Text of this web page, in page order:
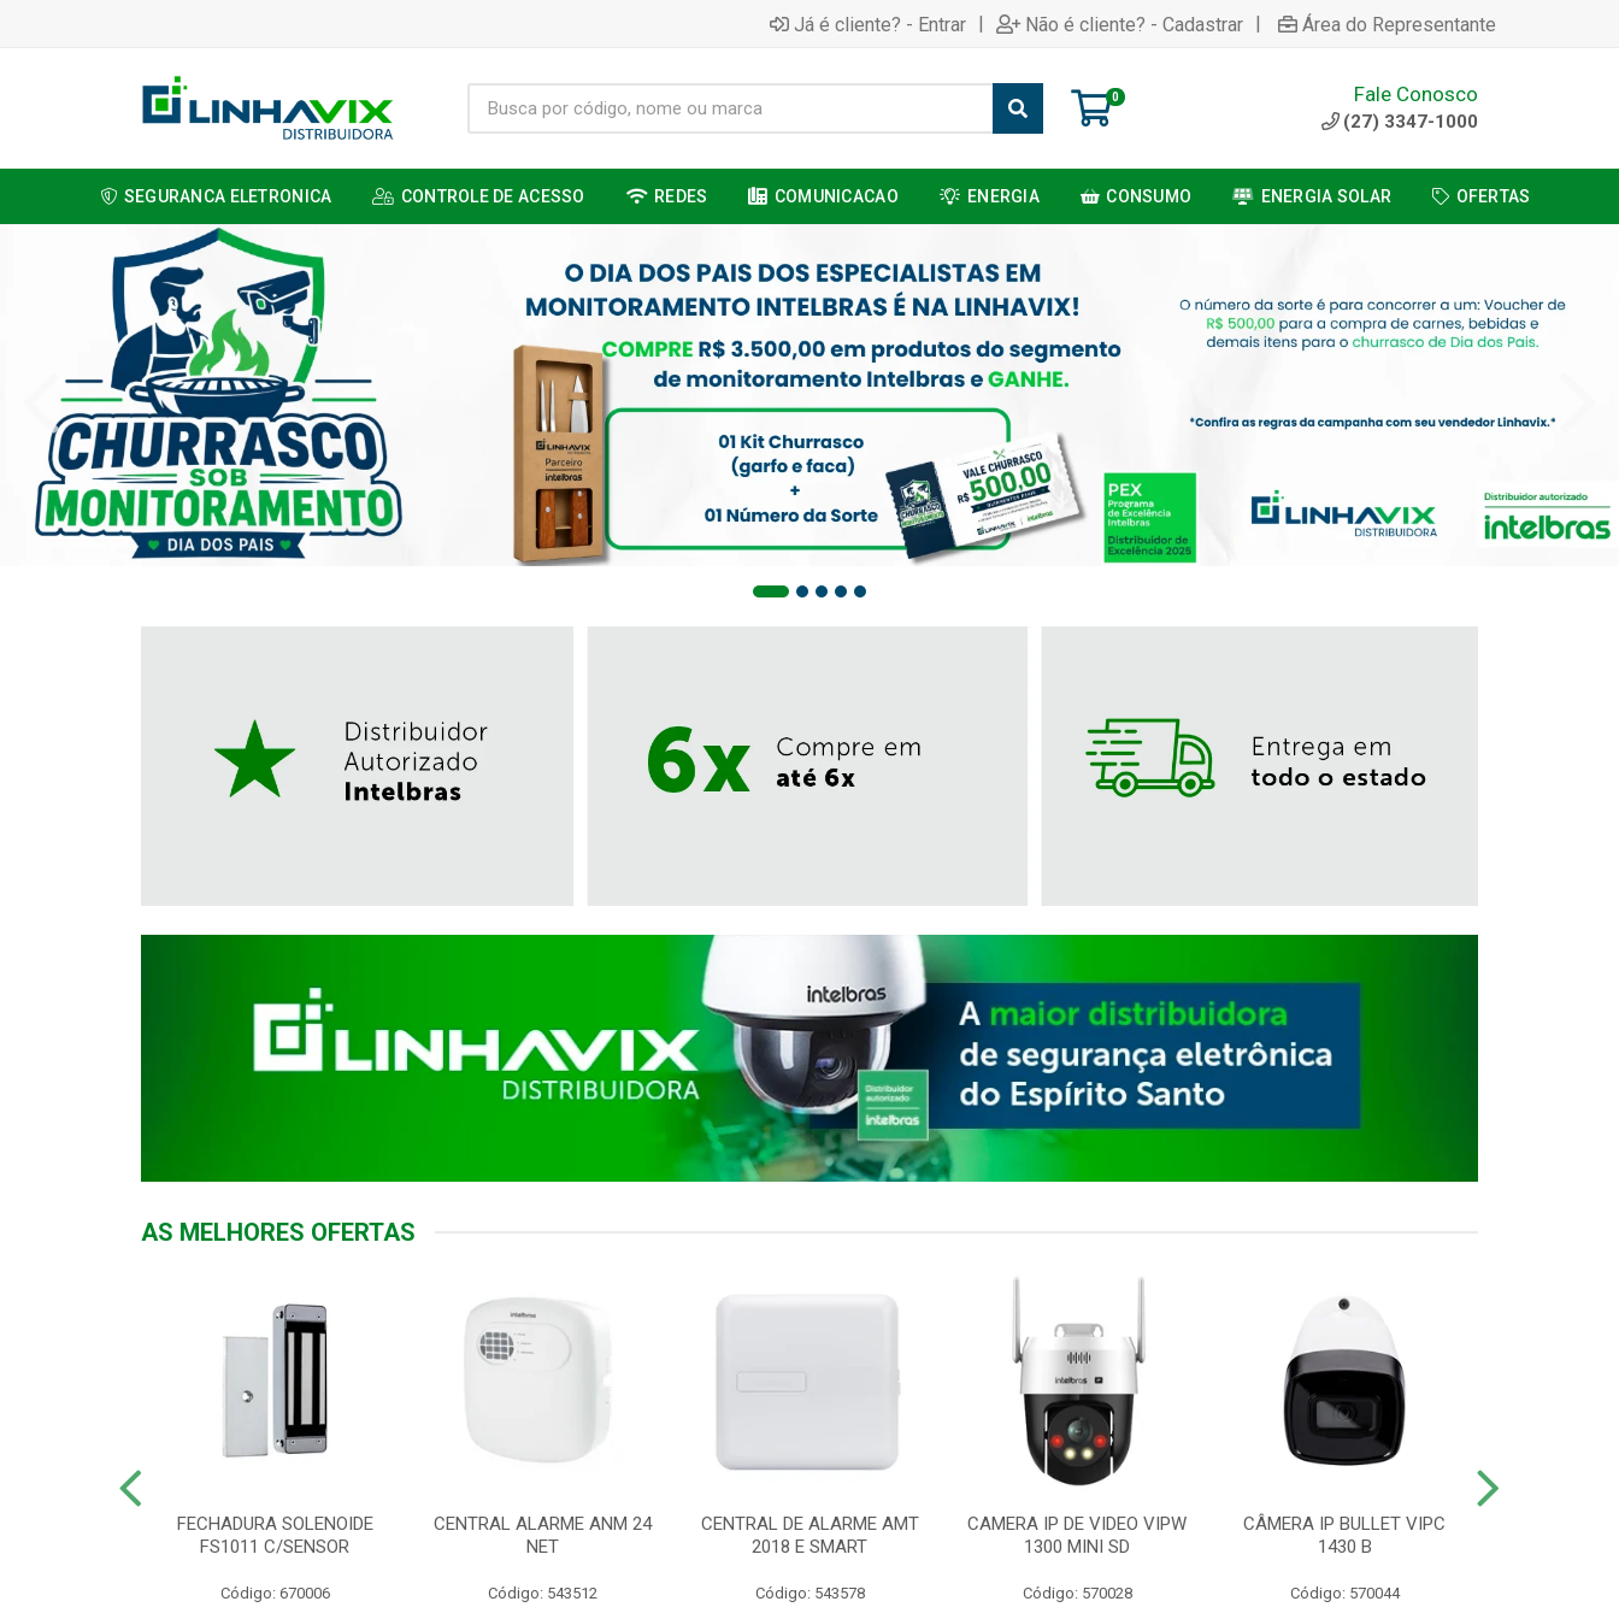
Já é cliente? - Entrar | Não é cliente? - Cadastrar | Área do Representante
0 Fale Conosco
(27) 3347-1000
SEGURANCA ELETRONICA CONTROLE DE ACESSO REDES COMUNICACAO ENERGIA CONSUMO ENERGIA SOLAR OFERTAS
AS MELHORES OFERTAS
FECHADURA SOLENOIDE
FS1011 C/SENSOR
Código: 670006
CENTRAL ALARME ANM 24
NET
Código: 543512
CENTRAL DE ALARME AMT
2018 E SMART
Código: 543578
CAMERA IP DE VIDEO VIPW
1300 MINI SD
Código: 570028
CÂMERA IP BULLET VIPC
1430 B
Código: 570044